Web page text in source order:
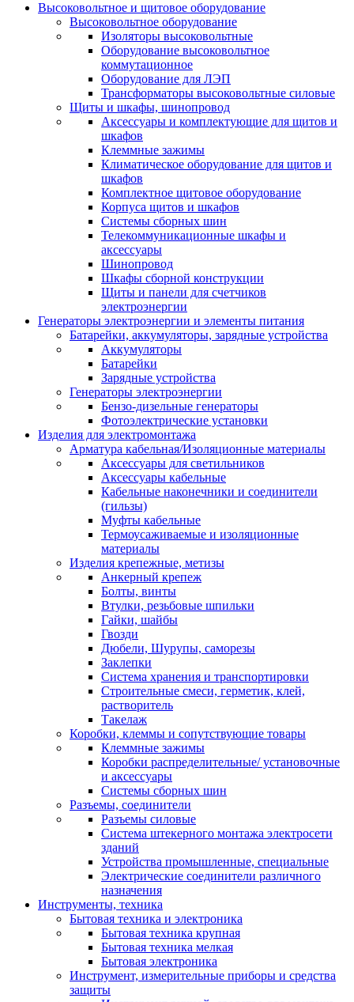
Высоковольтное и щитовое оборудование
Высоковольтное оборудование
Изоляторы высоковольтные
Оборудование высоковольтное
коммутационное
Оборудование для ЛЭП
Трансформаторы высоковольтные силовые
Щиты и шкафы, шинопровод
Аксессуары и комплектующие для щитов и
шкафов
Клеммные зажимы
Климатическое оборудование для щитов и
шкафов
Комплектное щитовое оборудование
Корпуса щитов и шкафов
Системы сборных шин
Телекоммуникационные шкафы и
аксессуары
Шинопровод
Шкафы сборной конструкции
Щиты и панели для счетчиков
электроэнергии
Генераторы электроэнергии и элементы питания
Батарейки, аккумуляторы, зарядные устройства
Аккумуляторы
Батарейки
Зарядные устройства
Генераторы электроэнергии
Бензо-дизельные генераторы
Фотоэлектрические установки
Изделия для электромонтажа
Арматура кабельная/Изоляционные материалы
Аксессуары для светильников
Аксессуары кабельные
Кабельные наконечники и соединители
(гильзы)
Муфты кабельные
Термоусаживаемые и изоляционные
материалы
Изделия крепежные, метизы
Анкерный крепеж
Болты, винты
Втулки, резьбовые шпильки
Гайки, шайбы
Гвозди
Дюбели, Шурупы, саморезы
Заклепки
Система хранения и транспортировки
Строительные смеси, герметик, клей,
растворитель
Такелаж
Коробки, клеммы и сопутствующие товары
Клеммные зажимы
Коробки распределительные/ установочные
и аксессуары
Системы сборных шин
Разъемы, соединители
Разъемы силовые
Система штекерного монтажа электросети
зданий
Устройства промышленные, специальные
Электрические соединители различного
назначения
Инструменты, техника
Бытовая техника и электроника
Бытовая техника крупная
Бытовая техника мелкая
Бытовая электроника
Инструмент, измерительные приборы и средства
защиты